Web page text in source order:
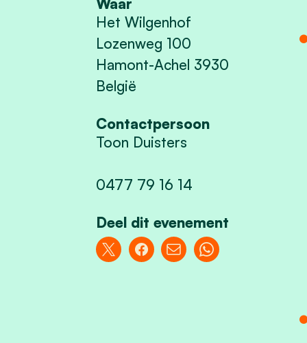
Waar
Het Wilgenhof
Lozenweg 100
Hamont-Achel 3930
België
Contactpersoon
Toon Duisters
0477 79 16 14
Deel dit evenement